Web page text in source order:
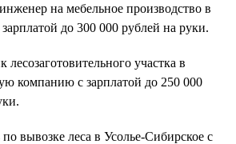
на мебельное производство в
до 300 000 рублей на руки.
участка в
компанию с зарплатой до 250 000
вывозке леса в Усолье-Сибирское с